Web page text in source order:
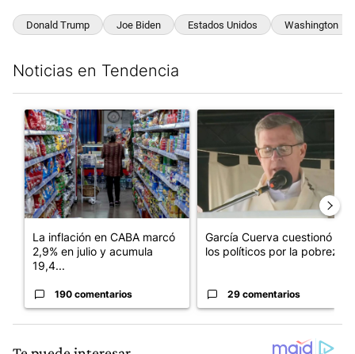
Donald Trump Joe Biden Estados Unidos Washington
Noticias en Tendencia
Un artículo de tendencia con el título "La inflación en CABA
La inflación en CABA marcó
2,9% en julio y acumula
19,4...
190 comentarios
Un artículo de tendencia con
García Cuerva cuestionó a
los políticos por la pobreza
29 comentarios